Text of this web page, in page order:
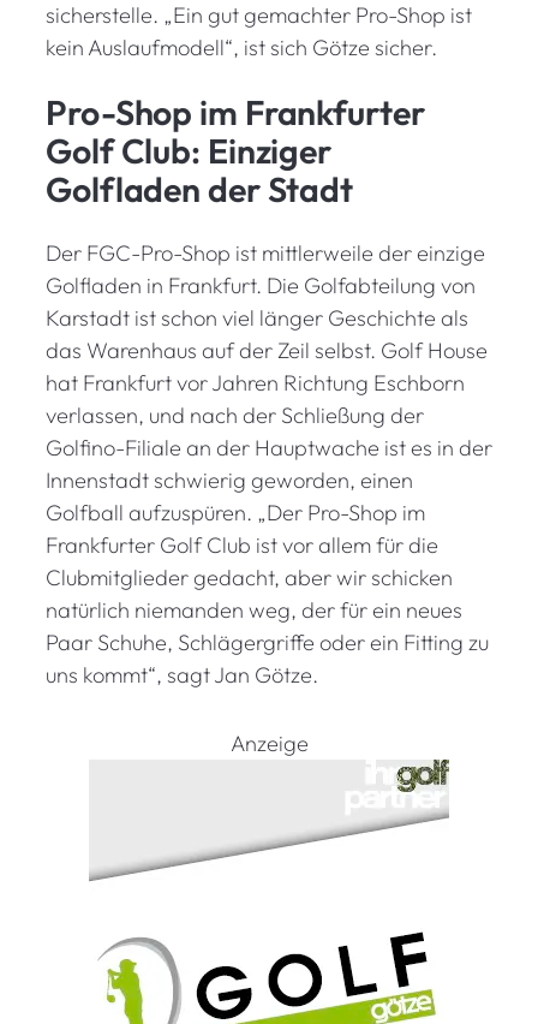
sicherstelle. „Ein gut gemachter Pro-Shop ist
kein Auslaufmodell“, ist sich Götze sicher.
Pro-Shop im Frankfurter
Golf Club: Einziger
Golfladen der Stadt
Der FGC-Pro-Shop ist mittlerweile der einzige
Golfladen in Frankfurt. Die Golfabteilung von
Karstadt ist schon viel länger Geschichte als
das Warenhaus auf der Zeil selbst. Golf House
hat Frankfurt vor Jahren Richtung Eschborn
verlassen, und nach der Schließung der
Golfino-Filiale an der Hauptwache ist es in der
Innenstadt schwierig geworden, einen
Golfball aufzuspüren. „Der Pro-Shop im
Frankfurter Golf Club ist vor allem für die
Clubmitglieder gedacht, aber wir schicken
natürlich niemanden weg, der für ein neues
Paar Schuhe, Schlägergriffe oder ein Fitting zu
uns kommt“, sagt Jan Götze.
Anzeige